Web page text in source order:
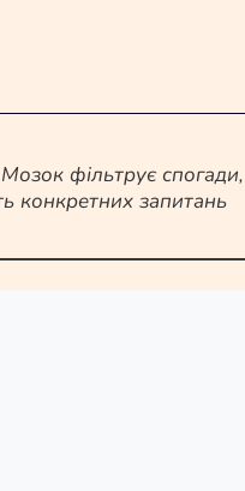
Мозок фільтрує спогади,
конкретних запитань